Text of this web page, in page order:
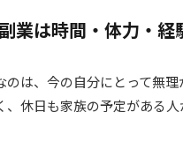
業は時間・体力・
は、今の自分にとって無理
、休日も家族の予定がある